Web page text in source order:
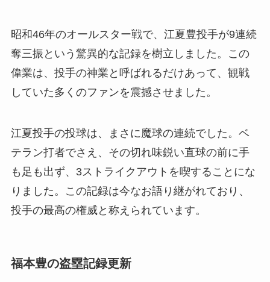
昭和46年のオールスター戦で、江夏豊投手が9連続
奪三振という驚異的な記録を樹立しました。この
偉業は、投手の神業と呼ばれるだけあって、観戦
していた多くのファンを震撼させました。
江夏投手の投球は、まさに魔球の連続でした。ベ
テラン打者でさえ、その切れ味鋭い直球の前に手
も足も出ず、3ストライクアウトを喫することにな
りました。この記録は今なお語り継がれており、
投手の最高の権威と称えられています。
福本豊の盗塁記録更新